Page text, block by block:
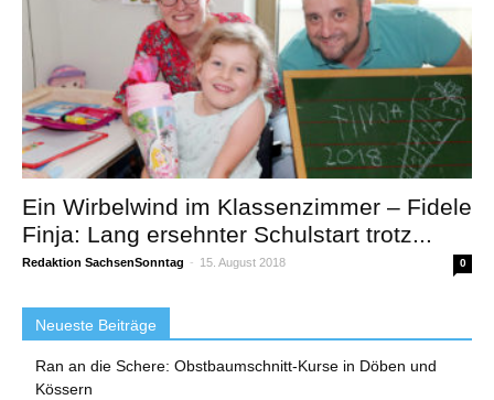
Ein Wirbelwind im Klassenzimmer – Fidele
Finja: Lang ersehnter Schulstart trotz...
Redaktion SachsenSonntag - 15. August 2018 0
Neueste Beiträge
Ran an die Schere: Obstbaumschnitt-Kurse in Döben und
Kössern